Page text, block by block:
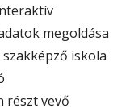
megoldása
iskola
részt vevő